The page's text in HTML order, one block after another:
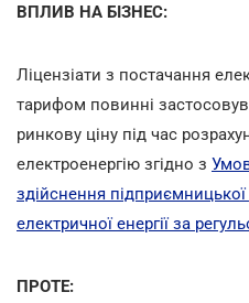
ВПЛИВ НА БІЗНЕС:
Ліцензіати з постачання
тарифом повинні
ринкову ціну під час
електроенергію згідно з
здійснення
електричної енергії за
ПРОТЕ: